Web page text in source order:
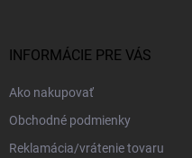
INFORMÁCIE PRE VÁS
Ako nakupovať
Obchodné podmienky
Reklamácia/vrátenie tovaru